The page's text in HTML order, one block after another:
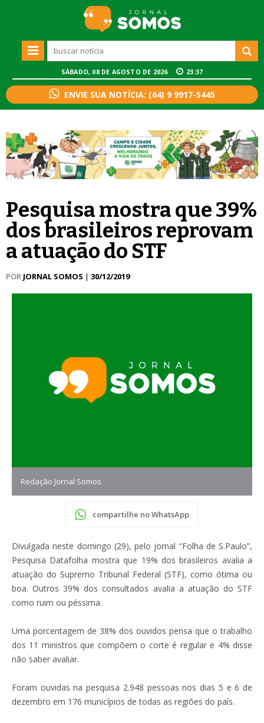
SÁBADO, 08 DE AGOSTO DE 2026 23:37
ENVIE SUA NOTÍCIA: (64) 9 9917-5445
Pesquisa mostra que 39%
dos brasileiros reprovam
a atuação do STF
POR JORNAL SOMOS | 30/12/2019
Redação Jornal Somos
compartilhe no WhatsApp
Divulgada neste domingo (29), pelo jornal “Folha de S.Paulo”,
Pesquisa Datafolha mostra que 19% dos brasileiros avalia a
atuação do Supremo Tribunal Federal (STF), como ótima ou
boa. Outros 39% dos consultados avalia a atuação do STF
como ruim ou péssima.
Uma porcentagem de 38% dos ouvidos pensa que o trabalho
dos 11 ministros que compõem o corte é regular e 4% disse
não saber avaliar.
Foram ouvidas na pesquisa 2.948 pessoas nos dias 5 e 6 de
dezembro em 176 municípios de todas as regiões do país.